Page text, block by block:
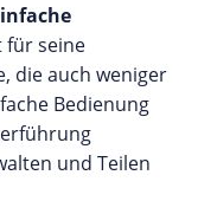
für seine
die auch weniger
Bedienung
und Teilen